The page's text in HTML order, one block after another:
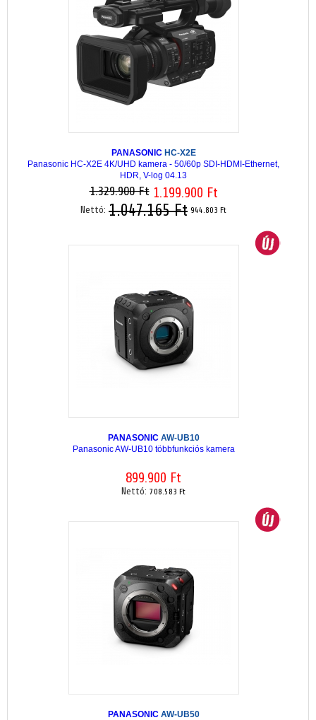
PANASONIC HC-X2E
Panasonic HC-X2E 4K/UHD kamera - 50/60p SDI-HDMI-Ethernet,
HDR, V-log 04.13
1.329.900 Ft 1.199.900 Ft
Nettó: 1.047.165 Ft 944.803 Ft
PANASONIC AW-UB10
Panasonic AW-UB10 többfunkciós kamera
899.900 Ft
Nettó: 708.583 Ft
PANASONIC AW-UB50